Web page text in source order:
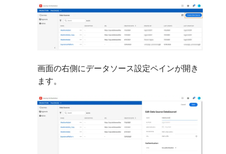
画面の右側にデータソース設定ペインが開き
ます。